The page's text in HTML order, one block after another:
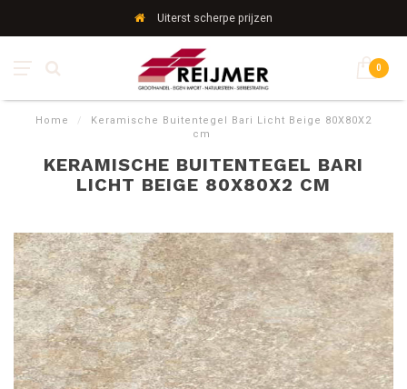
Uiterst scherpe prijzen
0
Home /
Keramische Buitentegel Bari Licht Beige 80X80X2
cm
KERAMISCHE BUITENTEGEL BARI
LICHT BEIGE 80X80X2 CM